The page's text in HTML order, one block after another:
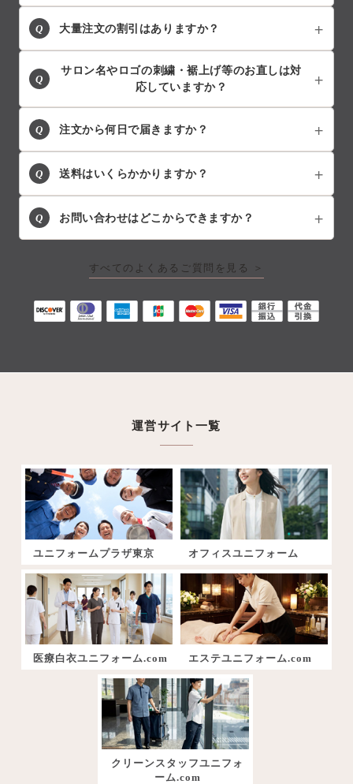
Q 大量注文の割引はありますか？
Q
サロン名やロゴの刺繍・裾上げ等のお直しは対
応していますか？
Q 注文から何日で届きますか？
Q 送料はいくらかかりますか？
Q お問い合わせはどこからできますか？
すべてのよくあるご質問を見る ＞
運営サイト一覧
ユニフォームプラザ東京 オフィスユニフォーム
医療白衣ユニフォーム.com エステユニフォーム.com
クリーンスタッフユニフォ
ーム.com